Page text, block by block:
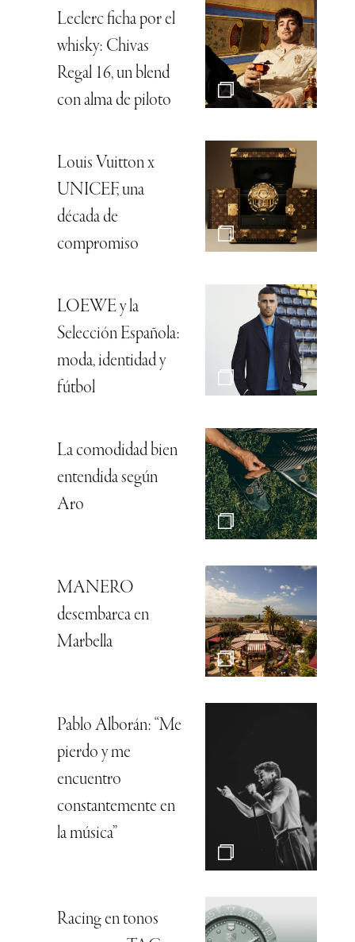
Leclerc ficha por el
whisky: Chivas
Regal 16, un blend
con alma de piloto
Louis Vuitton x
UNICEF, una
década de
compromiso
LOEWE y la
Selección Española:
moda, identidad y
fútbol
La comodidad bien
entendida según
Aro
MANERO
desembarca en
Marbella
Pablo Alborán: “Me
pierdo y me
encuentro
constantemente en
la música”
Racing en tonos